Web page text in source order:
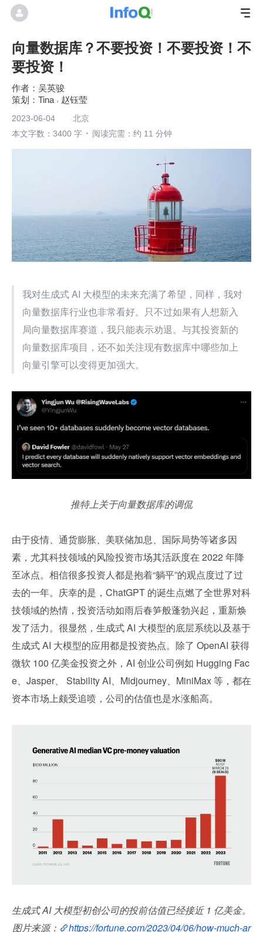
向量数据库？不要投资！不要投资！不
要投资！
吴英骏
Tina
赵钰莹
2023-06-04
北京
本文字数：3400 字
阅读完需：约 11 分钟
我对生成式 AI 大模型的未来充满了希望，同样，我对
向量数据库行业也非常看好。只不过如果有人想新入
局向量数据库赛道，我只能表示劝退。与其投资新的
向量数据库项目，还不如关注现有数据库中哪些加上
向量引擎可以变得更加强大。
推特上关于向量数据库的调侃
由于疫情、通货膨胀、美联储加息、国际局势等诸多因
素，尤其科技领域的风险投资市场其活跃度在 2022 年降
至冰点。相信很多投资人都是抱着“躺平”的观点度过了过
去的一年。庆幸的是，ChatGPT 的诞生点燃了全世界对科
技领域的热情，投资活动如雨后春笋般蓬勃兴起，重新焕
发了活力。很显然，生成式 AI 大模型的底层系统以及基于
生成式 AI 大模型的应用都是投资热点。除了 OpenAI 获得
微软 100 亿美金投资之外，AI 创业公司例如 Hugging Fac
e、Jasper、 Stability AI、Midjourney、MiniMax 等，都在
资本市场上颇受追喷，公司的估值也是水涨船高。
生成式 AI 大模型初创公司的投前估值已经接近 1 亿美金。
图片来源：
https://fortune.com/2023/04/06/how-much-ar